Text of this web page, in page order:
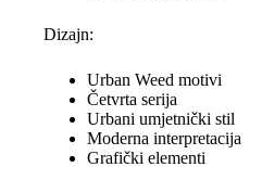
Dizajn:
Urban Weed motivi
Četvrta serija
Urbani umjetnički stil
Moderna interpretacija
Grafički elementi